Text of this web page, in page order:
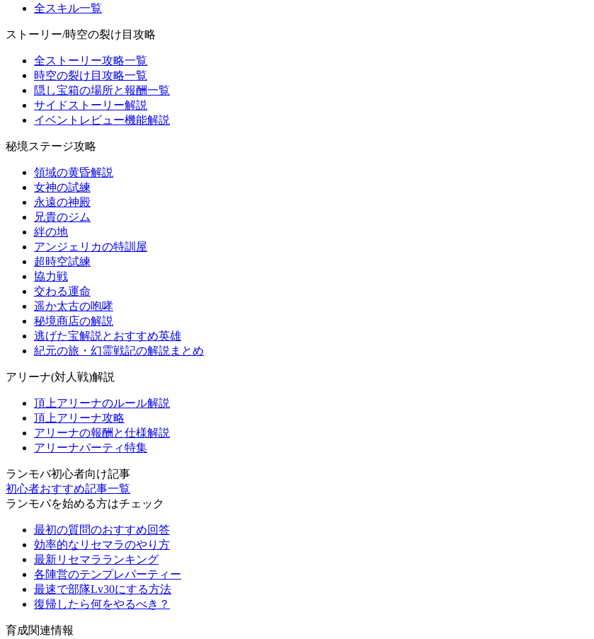
全スキル一覧
ストーリー/時空の裂け目攻略
全ストーリー攻略一覧
時空の裂け目攻略一覧
隠し宝箱の場所と報酬一覧
サイドストーリー解説
イベントレビュー機能解説
秘境ステージ攻略
領域の黄昏解説
女神の試練
永遠の神殿
兄貴のジム
絆の地
アンジェリカの特訓屋
超時空試練
協力戦
交わる運命
遥か太古の咆哮
秘境商店の解説
逃げた宝解説とおすすめ英雄
紀元の旅・幻霊戦記の解説まとめ
アリーナ(対人戦)解説
頂上アリーナのルール解説
頂上アリーナ攻略
アリーナの報酬と仕様解説
アリーナパーティ特集
ランモバ初心者向け記事
初心者おすすめ記事一覧
ランモバを始める方はチェック
最初の質問のおすすめ回答
効率的なリセマラのやり方
最新リセマラランキング
各陣営のテンプレパーティー
最速で部隊Lv30にする方法
復帰したら何をやるべき？
育成関連情報